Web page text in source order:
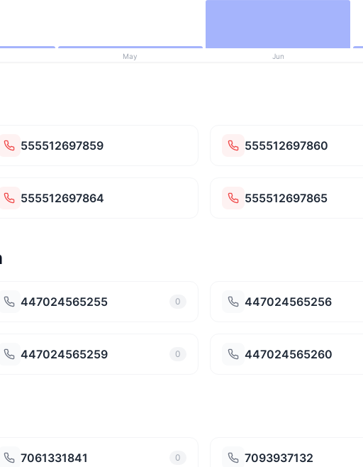
May Jun
555512697859 555512697860
555512697864 555512697865
447024565255 0 447024565256
447024565259 0 447024565260
7061331841 0 7093937132